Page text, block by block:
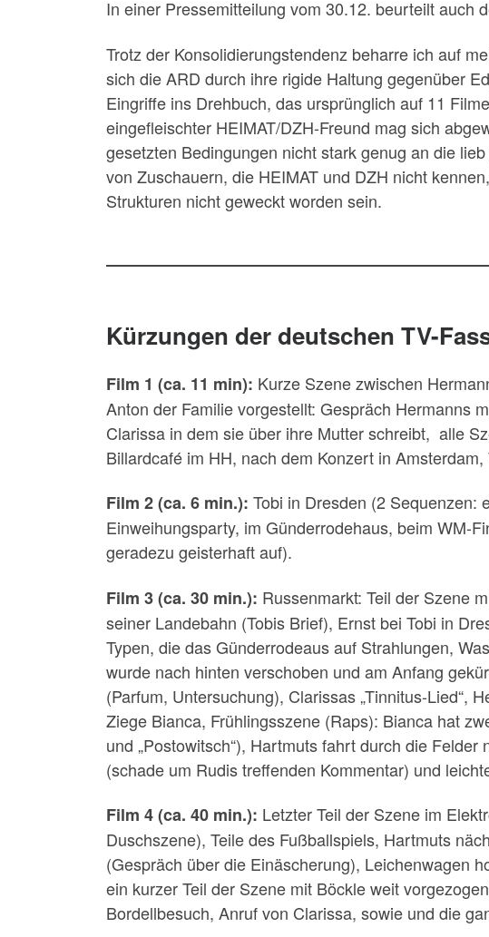
In einer Pressemitteilung vom 30.12. beurteilt auch
Trotz der Konsolidierungstendenz beharre ich auf
sich die ARD durch ihre rigide Haltung gegenüber
Eingriffe ins Drehbuch, das ursprünglich auf 11
eingefleischter HEIMAT/DZH-Freund mag sich
gesetzten Bedingungen nicht stark genug an die
von Zuschauern, die HEIMAT und DZH nicht
Strukturen nicht geweckt worden sein.
Kürzungen der deutschen TV-
Film 1 (ca. 11 min): Kurze Szene zwischen
Anton der Familie vorgestellt: Gespräch Hermanns
Clarissa in dem sie über ihre Mutter schreibt, alle
Billardcafé im HH, nach dem Konzert in
Film 2 (ca. 6 min.): Tobi in Dresden (2 Sequenzen:
Einweihungsparty, im Günderrodehaus, beim WM-
geradezu geisterhaft auf).
Film 3 (ca. 30 min.): Russenmarkt: Teil der Szene
seiner Landebahn (Tobis Brief), Ernst bei Tobi in
Typen, die das Günderrodeaus auf Strahlungen,
wurde nach hinten verschoben und am Anfang
(Parfum, Untersuchung), Clarissas „Tinnitus-Lied“,
Ziege Bianca, Frühlingsszene (Raps): Bianca hat
und „Postowitsch“), Hartmuts fahrt durch die
(schade um Rudis treffenden Kommentar) und
Film 4 (ca. 40 min.): Letzter Teil der Szene im
Duschszene), Teile des Fußballspiels, Hartmuts
(Gespräch über die Einäscherung), Leichenwagen
ein kurzer Teil der Szene mit Böckle weit
Bordellbesuch, Anruf von Clarissa, sowie und die